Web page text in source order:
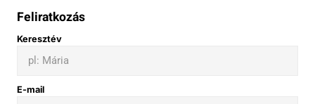
Feliratkozás
Keresztév
E-mail